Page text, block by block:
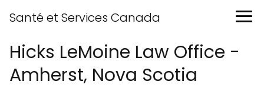
Santé et Services Canada
Hicks LeMoine Law Office -
Amherst, Nova Scotia